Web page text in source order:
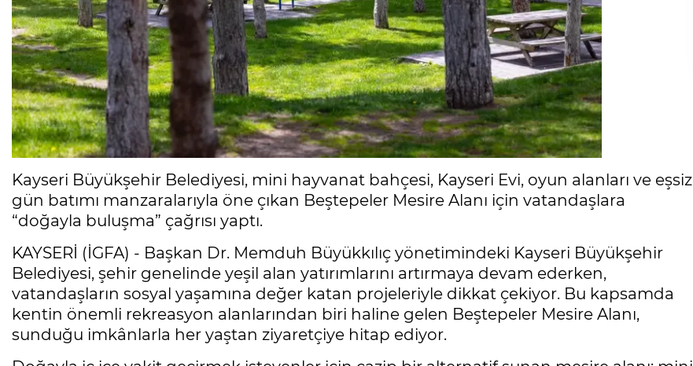
Kayseri Büyükşehir Belediyesi, mini hayvanat bahçesi, Kayseri Evi, oyun alanları ve eşsiz
gün batımı manzaralarıyla öne çıkan Beştepeler Mesire Alanı için vatandaşlara
“doğayla buluşma” çağrısı yaptı.
KAYSERİ (İGFA) - Başkan Dr. Memduh Büyükkılıç yönetimindeki Kayseri Büyükşehir
Belediyesi, şehir genelinde yeşil alan yatırımlarını artırmaya devam ederken,
vatandaşların sosyal yaşamına değer katan projeleriyle dikkat çekiyor. Bu kapsamda
kentin önemli rekreasyon alanlarından biri haline gelen Beştepeler Mesire Alanı,
sunduğu imkânlarla her yaştan ziyaretçiye hitap ediyor.